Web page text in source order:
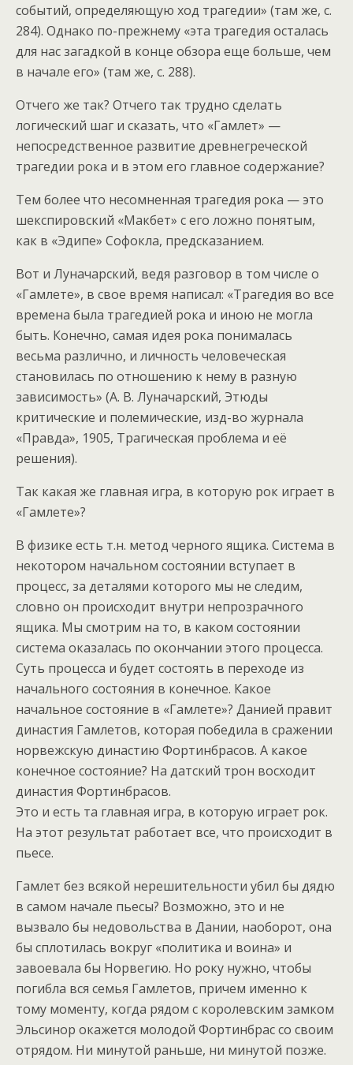
событий, определяющую ход трагедии» (там же, с.
284). Однако по-прежнему «эта трагедия осталась
для нас загадкой в конце обзора еще больше, чем
в начале его» (там же, с. 288).
Отчего же так? Отчего так трудно сделать
логический шаг и сказать, что «Гамлет» —
непосредственное развитие древнегреческой
трагедии рока и в этом его главное содержание?
Тем более что несомненная трагедия рока — это
шекспировский «Макбет» с его ложно понятым,
как в «Эдипе» Софокла, предсказанием.
Вот и Луначарский, ведя разговор в том числе о
«Гамлете», в свое время написал: «Трагедия во все
времена была трагедией рока и иною не могла
быть. Конечно, самая идея рока понималась
весьма различно, и личность человеческая
становилась по отношению к нему в разную
зависимость» (А. В. Луначарский, Этюды
критические и полемические, изд-во журнала
«Правда», 1905, Трагическая проблема и её
решения).
Так какая же главная игра, в которую рок играет в
«Гамлете»?
В физике есть т.н. метод черного ящика. Система в
некотором начальном состоянии вступает в
процесс, за деталями которого мы не следим,
словно он происходит внутри непрозрачного
ящика. Мы смотрим на то, в каком состоянии
система оказалась по окончании этого процесса.
Суть процесса и будет состоять в переходе из
начального состояния в конечное. Какое
начальное состояние в «Гамлете»? Данией правит
династия Гамлетов, которая победила в сражении
норвежскую династию Фортинбрасов. А какое
конечное состояние? На датский трон восходит
династия Фортинбрасов.
Это и есть та главная игра, в которую играет рок.
На этот результат работает все, что происходит в
пьесе.
Гамлет без всякой нерешительности убил бы дядю
в самом начале пьесы? Возможно, это и не
вызвало бы недовольства в Дании, наоборот, она
бы сплотилась вокруг «политика и воина» и
завоевала бы Норвегию. Но року нужно, чтобы
погибла вся семья Гамлетов, причем именно к
тому моменту, когда рядом с королевским замком
Эльсинор окажется молодой Фортинбрас со своим
отрядом. Ни минутой раньше, ни минутой позже.